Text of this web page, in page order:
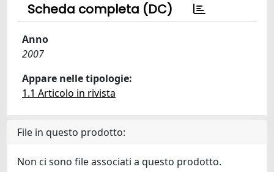
Scheda completa (DC)
Anno
2007
Appare nelle tipologie:
1.1 Articolo in rivista
File in questo prodotto:
Non ci sono file associati a questo prodotto.